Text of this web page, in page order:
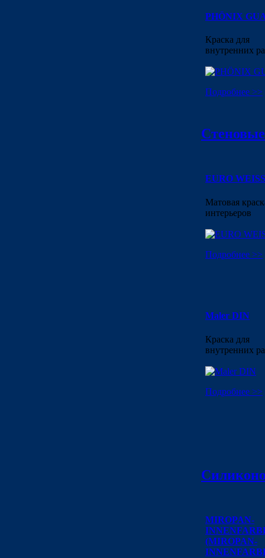
PHÖNIX
Краска для
внутренних
Подробнее >>
EURO
Матовая
интерьеров
Подробнее >>
Maler DIN
Краска для
внутренних
Подробнее >>
MIROPAN-
(MIROPAN-